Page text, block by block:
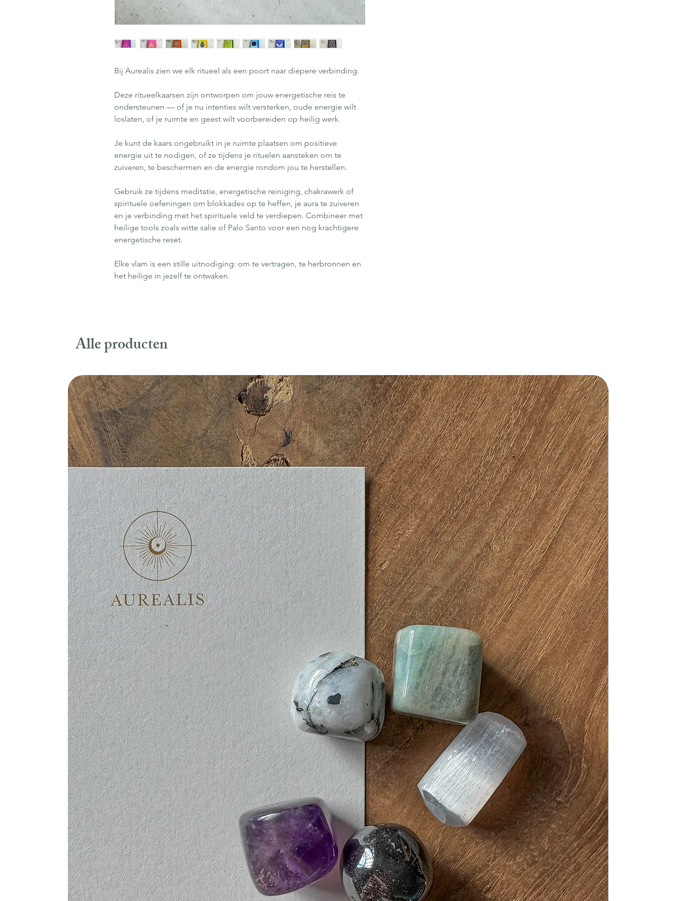
Bij Aurealis zien we elk ritueel als een poort naar diepere verbinding.
Deze ritueelkaarsen zijn ontworpen om jouw energetische reis te
ondersteunen — of je nu intenties wilt versterken, oude energie wilt
loslaten, of je ruimte en geest wilt voorbereiden op heilig werk.
Je kunt de kaars ongebruikt in je ruimte plaatsen om positieve
energie uit te nodigen, of ze tijdens je rituelen aansteken om te
zuiveren, te beschermen en de energie rondom jou te herstellen.
Gebruik ze tijdens meditatie, energetische reiniging, chakrawerk of
spirituele oefeningen om blokkades op te heffen, je aura te zuiveren
en je verbinding met het spirituele veld te verdiepen. Combineer met
heilige tools zoals witte salie of Palo Santo voor een nog krachtigere
energetische reset.
Elke vlam is een stille uitnodiging: om te vertragen, te herbronnen en
het heilige in jezelf te ontwaken.
Alle producten